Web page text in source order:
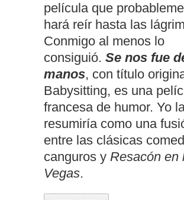
película que
hará reír hasta las
Conmigo al menos lo
consiguió. Se nos fue
manos, con título
Babysitting, es una
francesa de humor. Yo
resumiría como una
entre las clásicas
canguros y Resacón en
Vegas.